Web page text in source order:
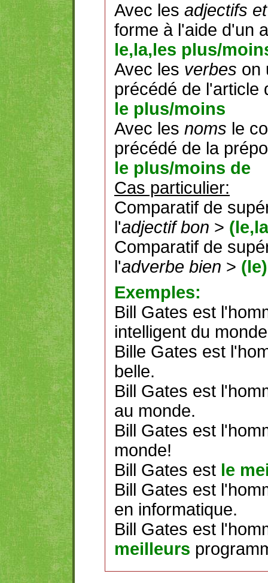
Avec les adjectifs
forme à l'aide d'un
le,la,les plus/
Avec les verbes on
précédé de l'article
le plus/moins
Avec les noms le
précédé de la
le plus/moins de
Cas particulier:
Comparatif de
l'adjectif bon >
Comparatif de
l'adverbe bien >
Exemples:
Bill Gates est
intelligent du
Bille Gates est
belle.
Bill Gates est
au monde.
Bill Gates est
monde!
Bill Gates est le
Bill Gates est
en informatique.
Bill Gates est
meilleurs